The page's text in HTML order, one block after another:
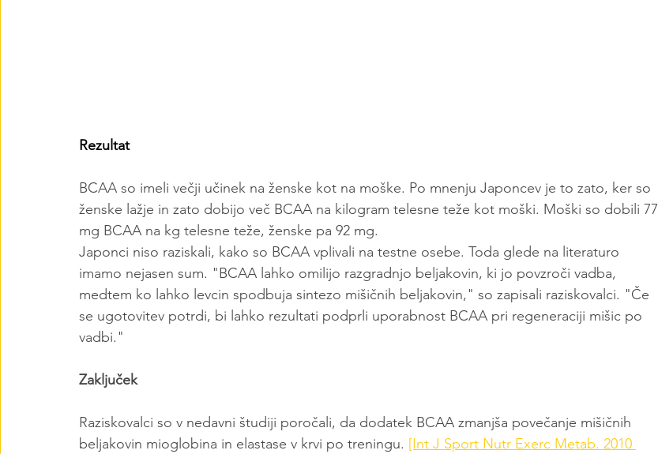
Rezultat
BCAA so imeli večji učinek na ženske kot na moške. Po mnenju Japoncev je to zato, ker so
ženske lažje in zato dobijo več BCAA na kilogram telesne teže kot moški. Moški so dobili 77
mg BCAA na kg telesne teže, ženske pa 92 mg.
Japonci niso raziskali, kako so BCAA vplivali na testne osebe. Toda glede na literaturo
imamo nejasen sum. "BCAA lahko omilijo razgradnjo beljakovin, ki jo povzroči vadba,
medtem ko lahko levcin spodbuja sintezo mišičnih beljakovin," so zapisali raziskovalci. "Če
se ugotovitev potrdi, bi lahko rezultati podprli uporabnost BCAA pri regeneraciji mišic po
vadbi."
Zaključek
Raziskovalci so v nedavni študiji poročali, da dodatek BCAA zmanjša povečanje mišičnih
beljakovin mioglobina in elastase v krvi po treningu. [Int J Sport Nutr Exerc Metab. 2010